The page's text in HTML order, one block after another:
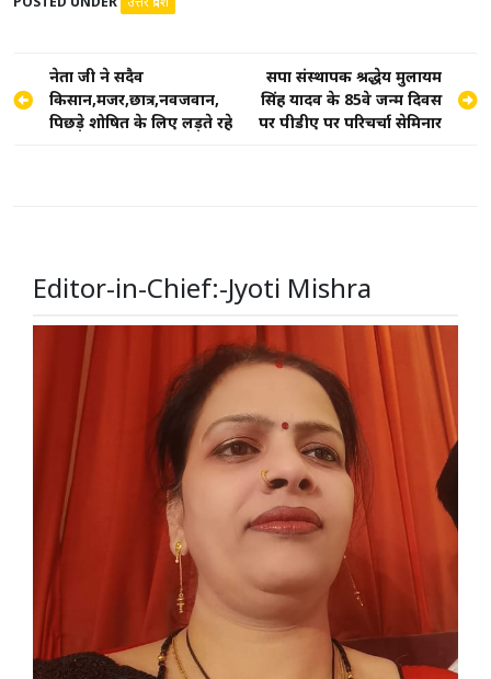
Post
navigation
नेता जी ने सदैव
किसान,मजदूर,छात्र,नवजवान,
पिछड़े शोषित के लिए लड़ते रहे
सपा संस्थापक श्रद्धेय मुलायम
सिंह यादव के 85वे जन्म दिवस
पर पीडीए पर परिचर्चा सेमिनार
Editor-in-Chief:-Jyoti Mishra